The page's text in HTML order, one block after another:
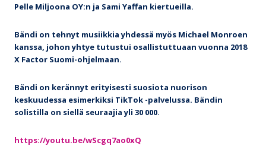
Pelle Miljoona OY:n ja Sami Yaffan kiertueilla.
Bändi on tehnyt musiikkia yhdessä myös Michael Monroen
kanssa, johon yhtye tutustui osallistuttuaan vuonna 2018
X Factor Suomi-ohjelmaan.
Bändi on kerännyt erityisesti suosiota nuorison
keskuudessa esimerkiksi TikTok -palvelussa. Bändin
solistilla on siellä seuraajia yli 30 000.
https://youtu.be/wScgq7ao0xQ